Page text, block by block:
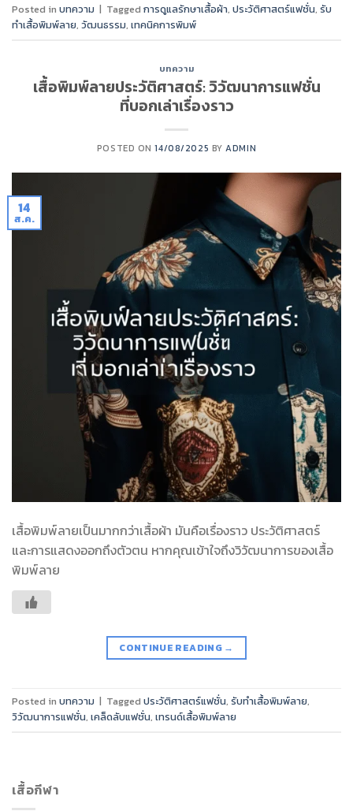
Posted in บทความ | Tagged การดูแลรักษาเสื้อผ้า, ประวัติศาสตร์แฟชั่น, รับ
ทำเสื้อพิมพ์ลาย, วัฒนธรรม, เทคนิคการพิมพ์
บทความ
เสื้อพิมพ์ลายประวัติศาสตร์: วิวัฒนาการแฟชั่น
ที่บอกเล่าเรื่องราว
POSTED ON14/08/2025 BYADMIN
14
ส.ค.
เสื้อพิมพ์ลายเป็นมากกว่าเสื้อผ้า มันคือเรื่องราว ประวัติศาสตร์
และการแสดงออกถึงตัวตน หากคุณเข้าใจถึงวิวัฒนาการของเสื้อ
พิมพ์ลาย
CONTINUE READING →
Posted in บทความ | Tagged ประวัติศาสตร์แฟชั่น, รับทำเสื้อพิมพ์ลาย,
วิวัฒนาการแฟชั่น, เคล็ดลับแฟชั่น, เทรนด์เสื้อพิมพ์ลาย
เสื้อกีฬา